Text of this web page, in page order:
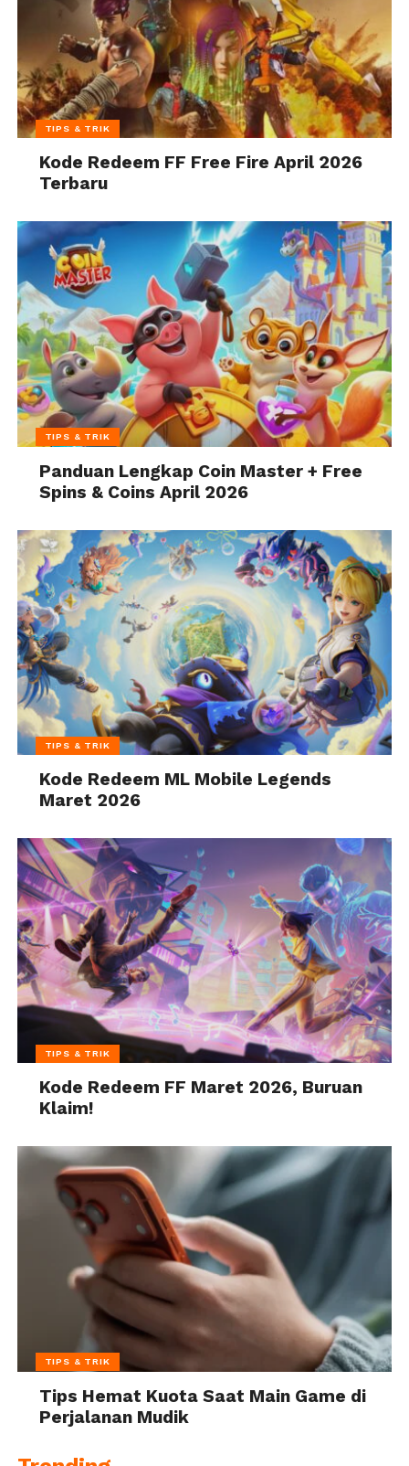
TIPS & TRIK
Kode Redeem FF Free Fire April 2026
Terbaru
TIPS & TRIK
Panduan Lengkap Coin Master + Free
Spins & Coins April 2026
TIPS & TRIK
Kode Redeem ML Mobile Legends
Maret 2026
TIPS & TRIK
Kode Redeem FF Maret 2026, Buruan
Klaim!
TIPS & TRIK
Tips Hemat Kuota Saat Main Game di
Perjalanan Mudik